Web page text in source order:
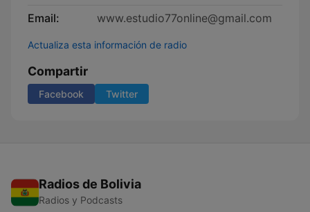
Email:
www.estudio77online@gmail.com
Actualiza esta información de radio
Compartir
Facebook Twitter
Radios de Bolivia
Radios y Podcasts